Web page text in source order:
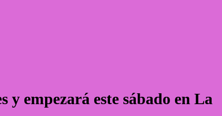
empezará este sábado en La